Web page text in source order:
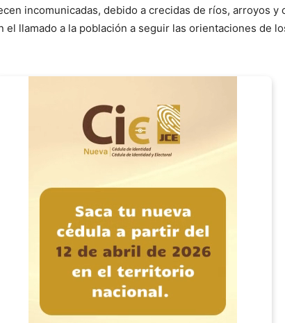
incomunicadas, debido a crecidas de ríos, arroyos y
el llamado a la población a seguir las orientaciones de